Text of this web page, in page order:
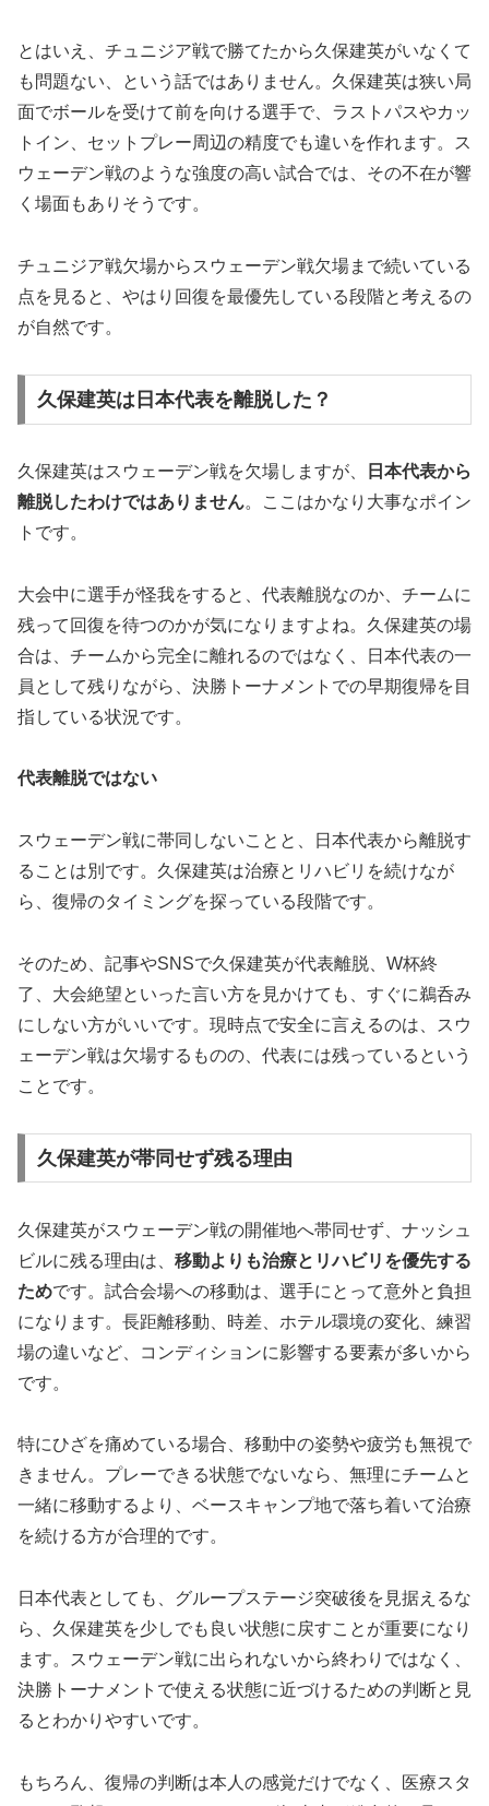
とはいえ、チュニジア戦で勝てたから久保建英がいなくて
も問題ない、という話ではありません。久保建英は狭い局
面でボールを受けて前を向ける選手で、ラストパスやカッ
トイン、セットプレー周辺の精度でも違いを作れます。ス
ウェーデン戦のような強度の高い試合では、その不在が響
く場面もありそうです。
チュニジア戦欠場からスウェーデン戦欠場まで続いている
点を見ると、やはり回復を最優先している段階と考えるの
が自然です。
久保建英は日本代表を離脱した？
久保建英はスウェーデン戦を欠場しますが、
日本代表から
離脱したわけではありません。ここはかなり大事なポイン
トです。
大会中に選手が怪我をすると、代表離脱なのか、チームに
残って回復を待つのかが気になりますよね。久保建英の場
合は、チームから完全に離れるのではなく、日本代表の一
員として残りながら、決勝トーナメントでの早期復帰を目
指している状況です。
代表離脱ではない
スウェーデン戦に帯同しないことと、日本代表から離脱す
ることは別です。久保建英は治療とリハビリを続けなが
ら、復帰のタイミングを探っている段階です。
そのため、記事やSNSで久保建英が代表離脱、W杯終
了、大会絶望といった言い方を見かけても、すぐに鵜呑み
にしない方がいいです。現時点で安全に言えるのは、スウ
ェーデン戦は欠場するものの、代表には残っているという
ことです。
久保建英が帯同せず残る理由
久保建英がスウェーデン戦の開催地へ帯同せず、ナッシュ
ビルに残る理由は、 移動よりも治療とリハビリを優先する
ためです。試合会場への移動は、選手にとって意外と負担
になります。長距離移動、時差、ホテル環境の変化、練習
場の違いなど、コンディションに影響する要素が多いから
です。
特にひざを痛めている場合、移動中の姿勢や疲労も無視で
きません。プレーできる状態でないなら、無理にチームと
一緒に移動するより、ベースキャンプ地で落ち着いて治療
を続ける方が合理的です。
日本代表としても、グループステージ突破後を見据えるな
ら、久保建英を少しでも良い状態に戻すことが重要になり
ます。スウェーデン戦に出られないから終わりではなく、
決勝トーナメントで使える状態に近づけるための判断と見
るとわかりやすいです。
もちろん、復帰の判断は本人の感覚だけでなく、医療スタ